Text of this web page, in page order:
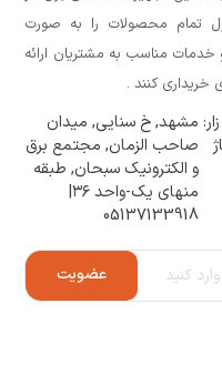
تمام محصولات را به صورت
مناسب به مشتریان ارائه
خریداری کنند .
مشهد, خ سنایی, میدان
صاحب الزمان, مجتمع برق
و الکترونیک سبحان, طبقه
منهای یک-واحد ۳۶|
05137133918